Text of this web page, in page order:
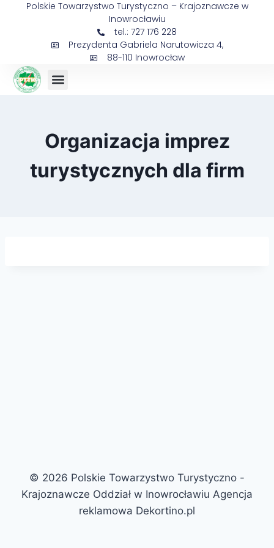
Polskie Towarzystwo Turystyczno – Krajoznawcze w
Inowrocławiu
tel.: 727 176 228
Prezydenta Gabriela Narutowicza 4,
88-110 Inowrocław
Organizacja imprez
turystycznych dla firm
© 2026 Polskie Towarzystwo Turystyczno -
Krajoznawcze Oddział w Inowrocławiu Agencja
reklamowa Dekortino.pl